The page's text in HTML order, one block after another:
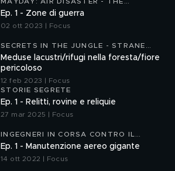
ACCIDENT FILES 5
Ep. 1 - Zone di guerra
02 ott 2023 | Focus
SECRETS IN THE JUNGLE - STRANE
SCOPERTE NEL PROFONDO DELLA
GIUNGLA
Meduse lacustri/rifugi nella foresta/fiore
pericoloso
12 feb 2023 | Focus
STORIE SEGRETE
Ep. 1 - Relitti, rovine e reliquie
27 mar 2025 | Focus
INGEGNERI IN CORSA CONTRO IL
TEMPO
Ep. 1 - Manutenzione aereo gigante
14 ott 2022 | Focus